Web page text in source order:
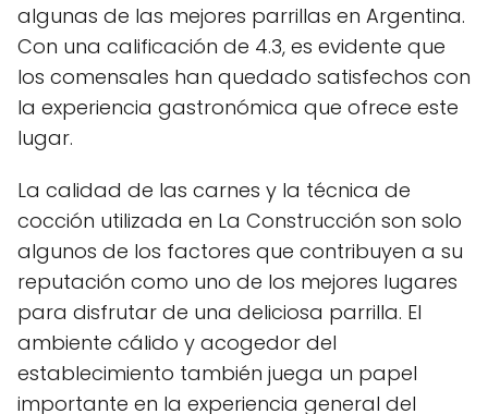
algunas de las mejores parrillas en Argentina.
Con una calificación de 4.3, es evidente que
los comensales han quedado satisfechos con
la experiencia gastronómica que ofrece este
lugar.
La calidad de las carnes y la técnica de
cocción utilizada en La Construcción son solo
algunos de los factores que contribuyen a su
reputación como uno de los mejores lugares
para disfrutar de una deliciosa parrilla. El
ambiente cálido y acogedor del
establecimiento también juega un papel
importante en la experiencia general del